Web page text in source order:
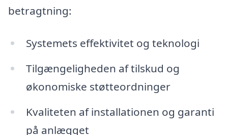
betragtning:
Systemets effektivitet og teknologi
Tilgængeligheden af tilskud og
økonomiske støtteordninger
Kvaliteten af installationen og garanti
på anlægget